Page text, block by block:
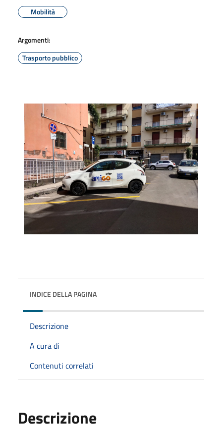
Mobilità
Argomenti:
Trasporto pubblico
INDICE DELLA PAGINA
Descrizione
A cura di
Contenuti correlati
Descrizione